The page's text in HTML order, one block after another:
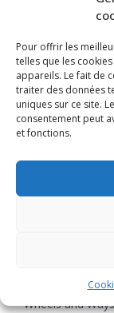
Pour offrir les
telles que les
appareils. Le fait de
traiter des données
uniques sur ce site.
consentement peut
et fonctions.
Wheels and
personnelles,
contraire, pour
du dernier
Wheels and
newsletter).
A l’issue de
les internautes,
Sécurité
Wheels and